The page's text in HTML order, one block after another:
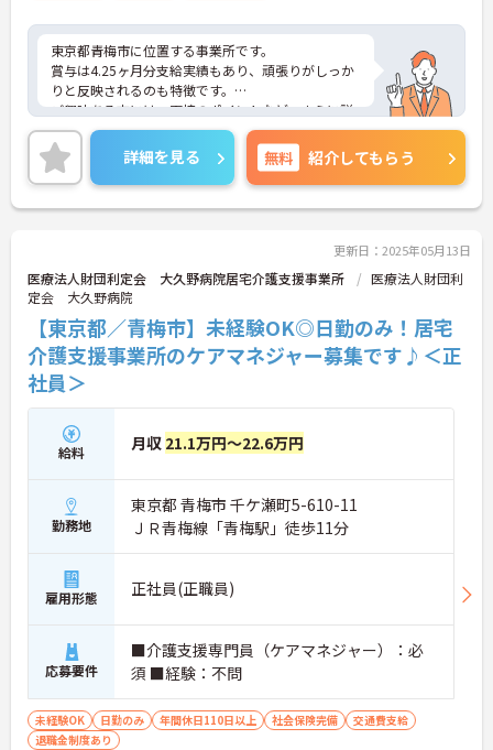
東京都青梅市に位置する事業所です。
賞与は4.25ヶ月分支給実績もあり、頑張りがしっか
りと反映されるのも特徴です。
ご興味ある方には、面接のポイントなど、さらに詳
細をお話致しますのでお気軽にご相談ください。
詳細を見る 無料 紹介してもらう
更新日：2025年05月13日
医療法人財団利定会 大久野病院居宅介護支援事業所
医療法人財団利
定会 大久野病院
【東京都／青梅市】未経験OK◎日勤のみ！居宅
介護支援事業所のケアマネジャー募集です♪＜正
社員＞
給料 月収 21.1万円～22.6万円
勤務地
東京都 青梅市 千ケ瀬町5-610-11
ＪＲ青梅線「青梅駅」徒歩11分
雇用形態 正社員(正職員)
応募要件
■介護支援専門員（ケアマネジャー）：必
須 ■経験：不問
未経験OK 日勤のみ 年間休日110日以上 社会保険完備
交通費支給
退職金制度あり